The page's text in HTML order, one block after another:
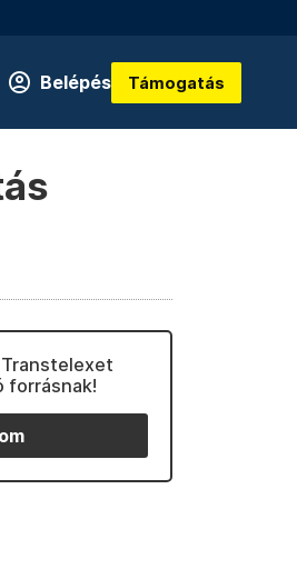
Belépés Támogatás
forrásnak!